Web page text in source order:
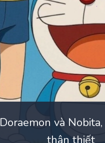
Doraemon và
thân thiết